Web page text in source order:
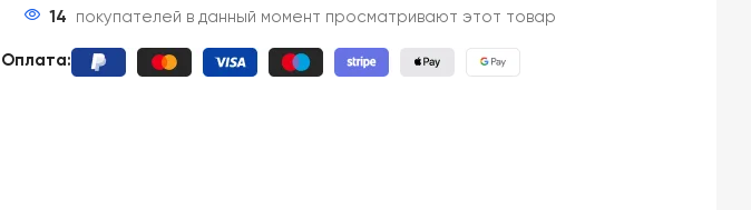
14 покупателей в данный момент просматривают этот товар
Оплата: